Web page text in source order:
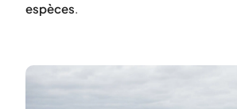
espèces.